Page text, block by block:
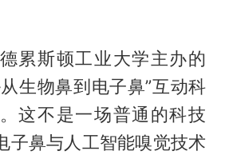
累斯顿工业大学主办的
生物鼻到电子鼻”互动科
这不是一场普通的科技
子鼻与人工智能嗅觉技术